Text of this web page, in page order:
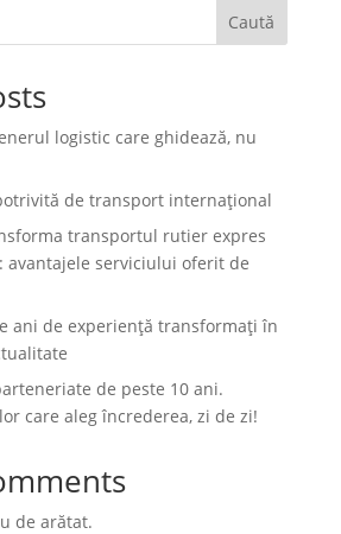
Caută
logistic care ghidează, nu
de transport internațional
transportul rutier expres
avantajele serviciului oferit de
ani de experiență transformați în
de peste 10 ani.
care aleg încrederea, zi de zi!
de arătat.